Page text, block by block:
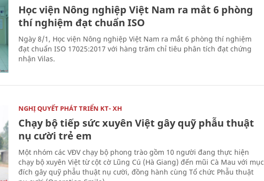
Học viện Nông nghiệp Việt Nam ra mắt 6 phòng
thí nghiệm đạt chuẩn ISO
Ngày 8/1, Học viện Nông nghiệp Việt Nam ra mắt 6 phòng thí nghiệm
đạt chuẩn ISO 17025:2017 với hàng trăm chỉ tiêu phân tích đạt chứng
nhận Vilas.
NGHỊ QUYẾT PHÁT TRIỂN KT- XH
Chạy bộ tiếp sức xuyên Việt gây quỹ phẫu thuật
nụ cười trẻ em
Một nhóm các VĐV chạy bộ phong trào gồm 10 người đang thực hiện
chạy bộ xuyên Việt từ cột cờ Lũng Cú (Hà Giang) đến mũi Cà Mau với mục
đích gây quỹ phẫu thuật nụ cười, đồng hành cùng Tổ chức Phẫu thuật